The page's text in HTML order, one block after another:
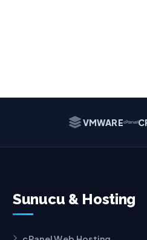
VMWARE
Sunucu & Hosting